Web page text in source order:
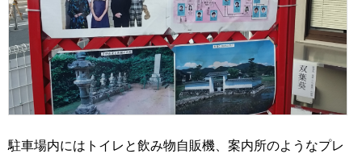
駐車場内にはトイレと飲み物自販機、案内所のようなプレ